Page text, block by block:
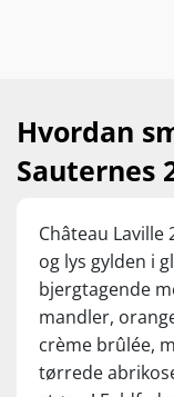
generous,
with a creme
and just a
relatively low
keep for a
and
pleasure in
– or as a
mode.
Hvordan
Sauternes
Château
og lys gylden i
bjergtagende
mandler,
crème brûlée,
tørrede